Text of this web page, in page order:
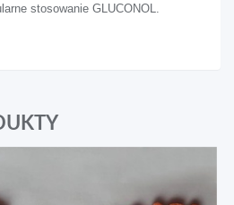
stosowanie GLUCONOL.